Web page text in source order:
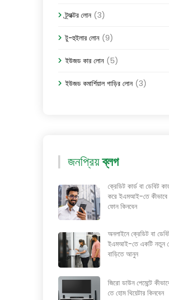
ট্র্যাক্টর লোন (3)
টু-হুইলার লোন (9)
ইউজড কার লোন (5)
ইউজড কমার্শিয়াল গাড়ির লোন (3)
জনপ্রিয়ব্লগ
ক্রেডিট কার্ড বা ডেবিট
করে ইএমআই-তে কীভাবে
ফোন কিনবেন
অনলাইনে ক্রেডিট বা
ইএমআই-তে একটি নতুন
বাড়িতে আনুন
জিরো ডাউন পেমেন্টে
তে হোম থিয়েটার কিনবেন